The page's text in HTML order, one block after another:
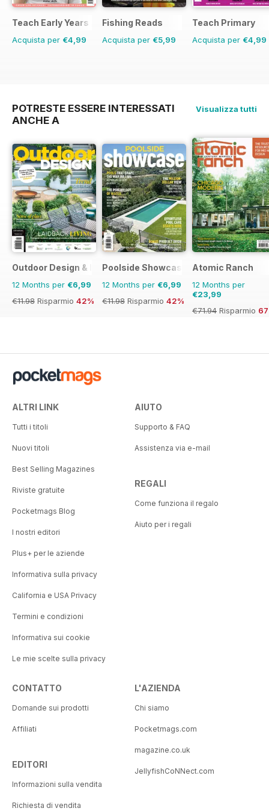
Teach Early Years
Acquista per €4,99
Fishing Reads
Acquista per €5,99
Teach Primary
Acquista per €4,99
POTRESTE ESSERE INTERESSATI
ANCHE A
Visualizza tutti
Outdoor Design & Living
12 Months per €6,99
€11.98 Risparmio 42%
Poolside Showcase
12 Months per €6,99
€11.98 Risparmio 42%
Atomic Ranch
12 Months per
€23,99
€71.94 Risparmio
ALTRI LINK
Tutti i titoli
Nuovi titoli
Best Selling Magazines
Riviste gratuite
Pocketmags Blog
I nostri editori
Plus+ per le aziende
Informativa sulla privacy
California e USA Privacy
Termini e condizioni
Informativa sui cookie
Le mie scelte sulla privacy
AIUTO
Supporto & FAQ
Assistenza via e-mail
REGALI
Come funziona il regalo
Aiuto per i regali
CONTATTO
Domande sui prodotti
Affiliati
EDITORI
Informazioni sulla vendita
Richiesta di vendita
L'AZIENDA
Chi siamo
Pocketmags.com
magazine.co.uk
JellyfishCoNNect.com